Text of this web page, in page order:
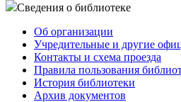
Сведения о библиотеке
Об организации
Учредительные и другие
Контакты и схема проезда
Правила пользования
История библиотеки
Архив документов